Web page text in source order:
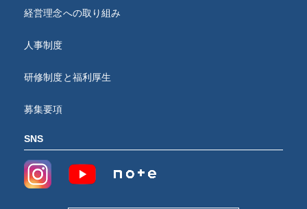
経営理念への取り組み
人事制度
研修制度と福利厚生
募集要項
SNS